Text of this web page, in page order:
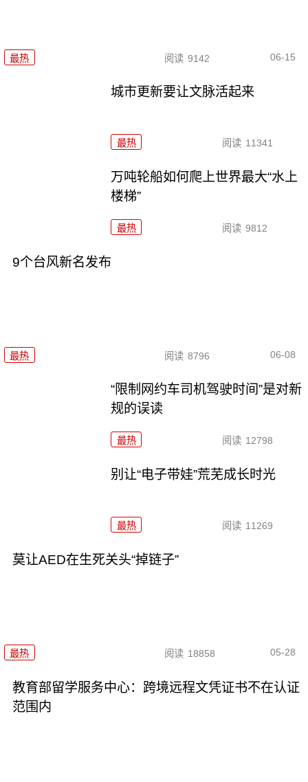
最热 阅读 9142 06-15
城市更新要让文脉活起来
最热 阅读 11341
万吨轮船如何爬上世界最大“水上
楼梯”
最热 阅读 9812
9个台风新名发布
最热 阅读 8796 06-08
“限制网约车司机驾驶时间”是对新
规的误读
最热 阅读 12798
别让“电子带娃”荒芜成长时光
最热 阅读 11269
莫让AED在生死关头“掉链子”
最热 阅读 18858 05-28
教育部留学服务中心：跨境远程文凭证书不在认证
范围内